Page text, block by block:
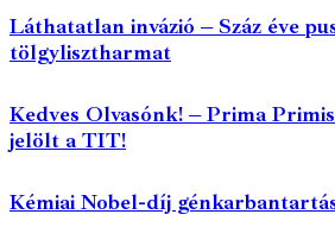
Láthatatlan invázió – Száz éve
tölgylisztharmat
Kedves Olvasónk! – Prima
jelölt a TIT!
Kémiai Nobel-díj